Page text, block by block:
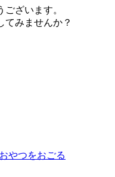
ざいます。
てみませんか？
やつをおごる